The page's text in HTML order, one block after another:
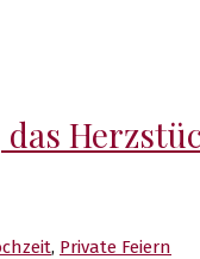
, Private Feiern